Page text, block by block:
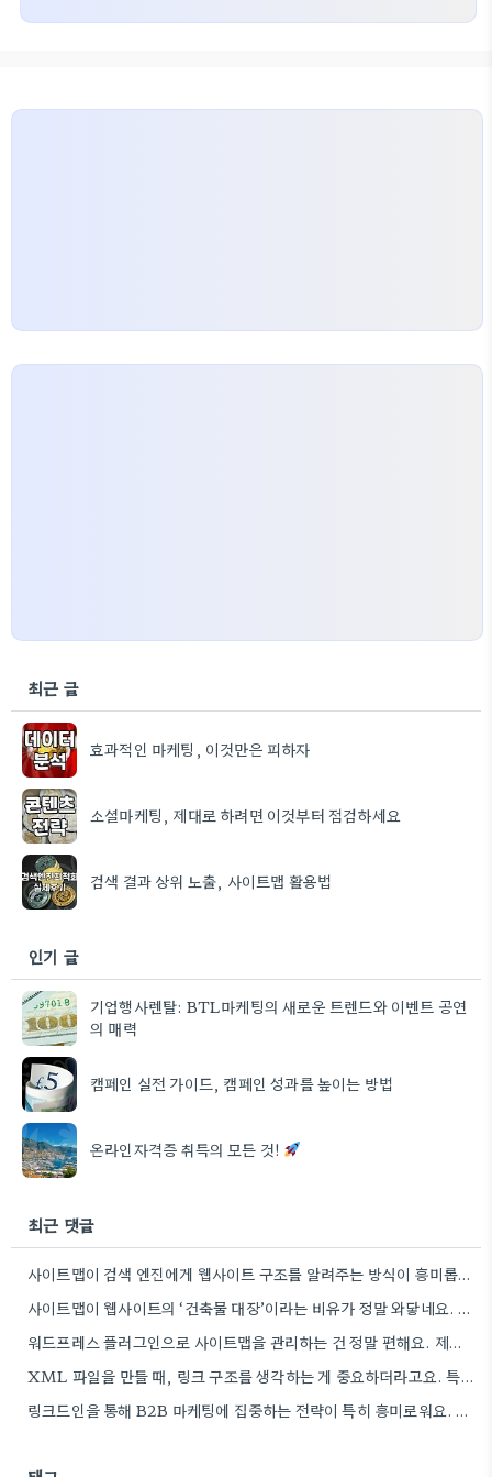
최근 글
효과적인 마케팅, 이것만은 피하자
소셜마케팅, 제대로 하려면 이것부터 점검하세요
검색 결과 상위 노출, 사이트맵 활용법
인기 글
기업행사렌탈: BTL마케팅의 새로운 트렌드와 이벤트 공연
의 매력
캠페인 실전 가이드, 캠페인 성과를 높이는 방법
온라인자격증 취득의 모든 것!
최근 댓글
사이트맵이 검색 엔진에게 웹사이트 구조를 알려주는 방식이 흥미롭네요. 특히, CMS 플러그인을 통해 자동으로 관리하는 부분은…
사이트맵이 웹사이트의 ‘건축물 대장’이라는 비유가 정말 와닿네요. 구조화된 정보 제공이 SEO에 얼마나 중요한지 다시 한번…
워드프레스 플러그인으로 사이트맵을 관리하는 건 정말 편해요. 제가 Rank Math를 사용하는데, 페이지 변경 후 자동으로…
XML 파일을 만들 때, 링크 구조를 생각하는 게 중요하더라고요. 특히 페이지 간 연결을 잘 짜는…
링크드인을 통해 B2B 마케팅에 집중하는 전략이 특히 흥미로워요. 저희 회사도 유사한 솔루션을 제공하다 보니, 네트워크…